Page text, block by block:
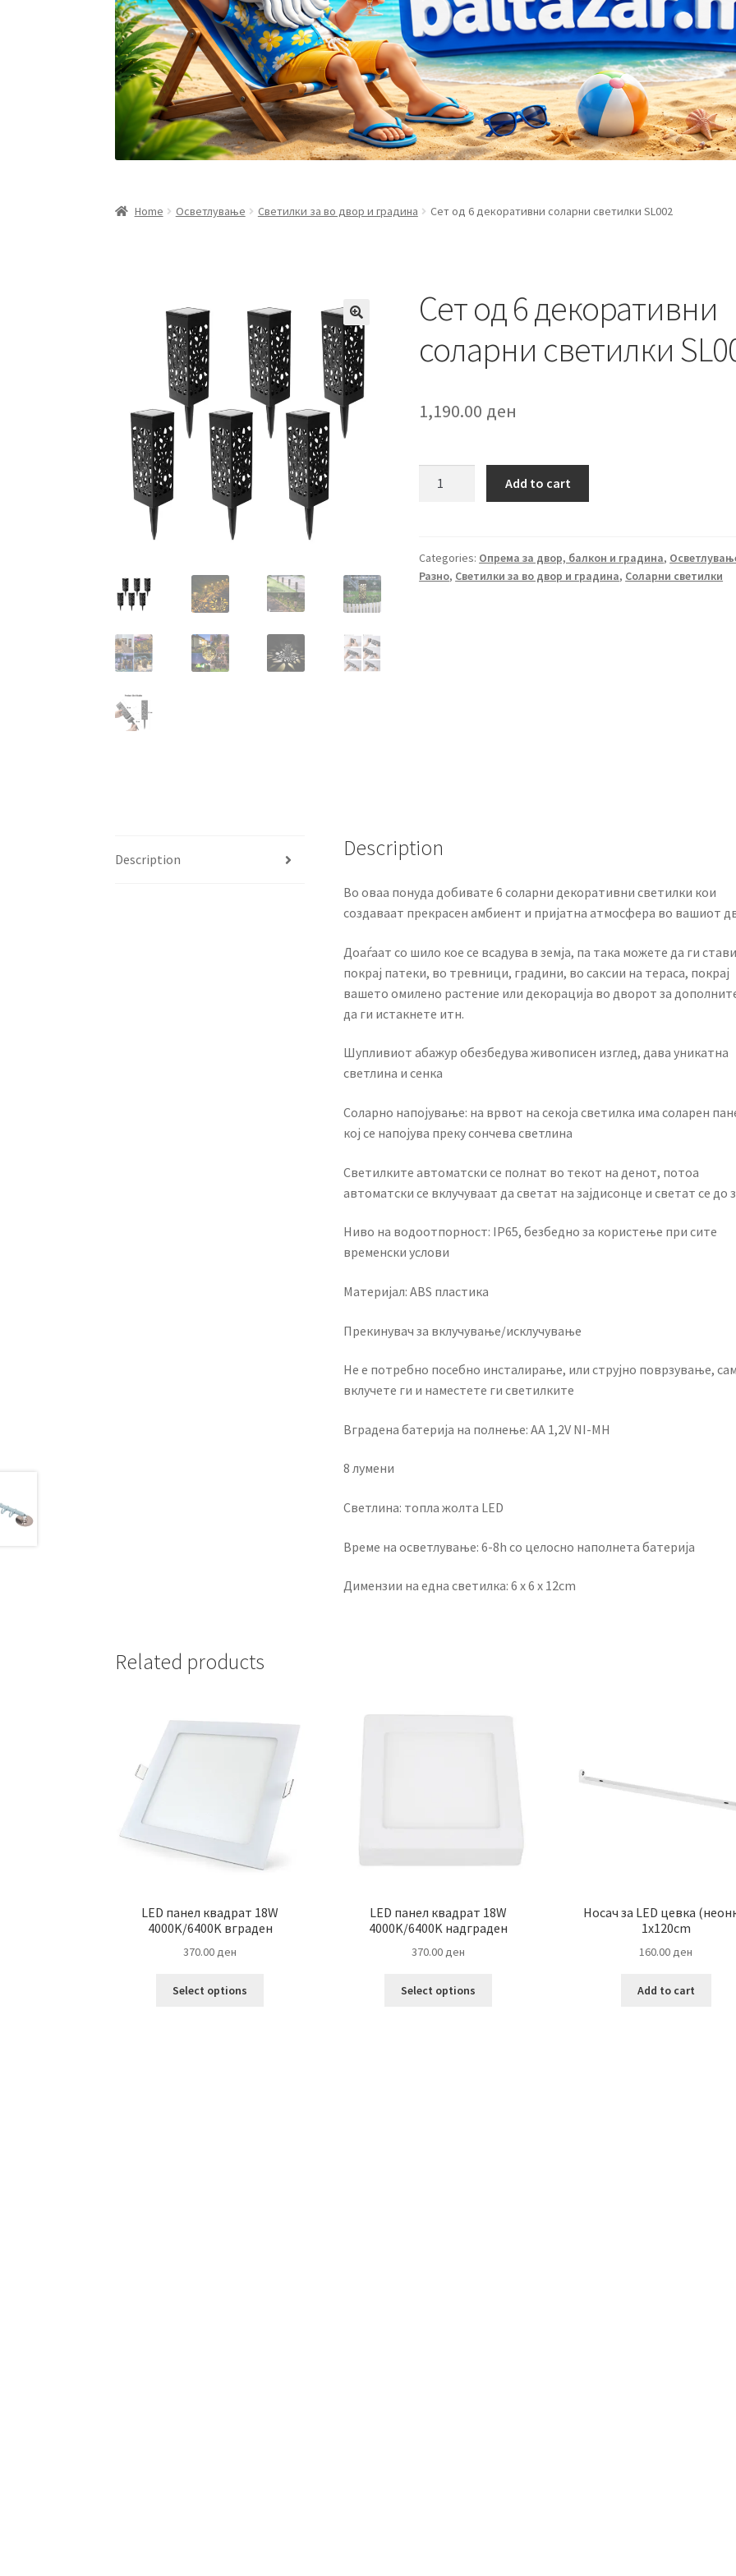
Home Осветлување Светилки за во двор и градина Сет од 6 декоративни соларни светилки SL002
Сет од 6 декоративни
соларни светилки
1,190.00 ден
соларни
светилки
Add to cart
Categories: Опрема за двор, балкон и градина,
Разно, Светилки за во двор и градина, Соларни светилки
Description Description
Во оваа понуда добивате 6 соларни декоративни светилки кои
создаваат прекрасен амбиент и пријатна атмосфера во вашиот
Доаѓаат со шило кое се всадува в земја, па така можете да ги
покрај патеки, во тревници, градини, во саксии на тераса, покрај
вашето омилено растение или декорација во дворот за
да ги истакнете итн.
Шупливиот абажур обезбедува живописен изглед, дава уникатна
светлина и сенка
Соларно напојување: на врвот на секоја светилка има соларен
кој се напојува преку сончева светлина
Светилките автоматски се полнат во текот на денот, потоа
автоматски се вклучуваат да светат на зајдисонце и светат се до
Ниво на водоотпорност: IP65, безбедно за користење при сите
временски услови
Материјал: ABS пластика
Прекинувач за вклучување/исклучување
Не е потребно посебно инсталирање, или струјно поврзување,
вклучете ги и наместете ги светилките
Вградена батерија на полнење: АА 1,2V NI-MH
8 лумени
Светлина: топла жолта LED
Време на осветлување: 6-8h со целосно наполнета батерија
Димензии на една светилка: 6 x 6 x 12cm
Related products
LED панел квадрат 18W
4000K/6400K вграден
370.00ден
Select options
LED панел квадрат 18W
4000K/6400K надграден
370.00ден
Select options
Носач за LED цевка
1х120cm
160.00ден
Add to cart